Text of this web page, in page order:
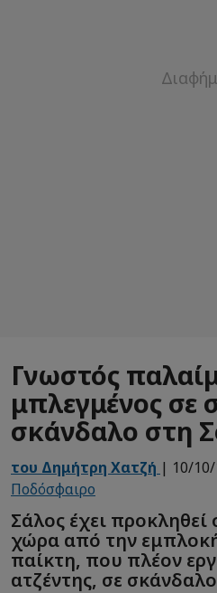
Γνωστός
μπλεγμένος σε
σκάνδαλο στη
του Δημήτρη Χατζή | 10/10/
Ποδόσφαιρο
Σάλος έχει προκληθεί
χώρα από την
παίκτη, που πλέον
ατζέντης, σε